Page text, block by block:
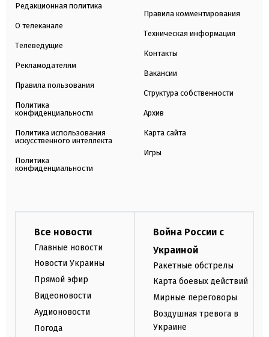
Редакционная политика
О телеканале
Телеведущие
Рекламодателям
Правила пользования
Политика
конфиденциальности
Политика использования
искусственного интеллекта
Политика
конфиденциальности
Правила комментирования
Техническая информация
Контакты
Вакансии
Структура собственности
Архив
Карта сайта
Игры
Все новости
Главные новости
Новости Украины
Прямой эфир
Видеоновости
Аудионовости
Погода
Война России с
Украиной
Ракетные обстрелы
Карта боевых действий
Мирные переговоры
Воздушная тревога в
Украине